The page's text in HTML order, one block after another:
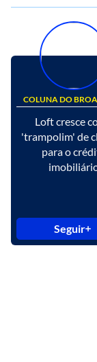
COLUNA DO
Loft cresce
'trampolim' de
para o
Seguir